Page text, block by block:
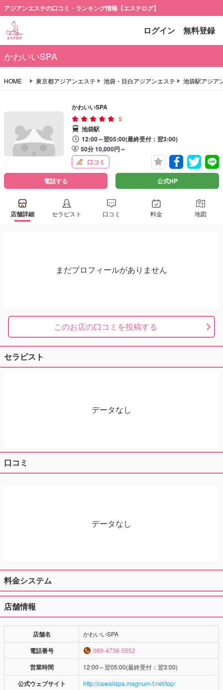
アジアンエステの口コミ・ランキング情報【エステログ】
ログイン 無料登録
かわいいSPA
HOME 東京都アジアンエステ 池袋・目白アジアンエステ 池袋駅アジア
かわいいSPA
5
池袋駅
12:00～翌05:00(最終受付：翌3:00)
50分 10,000円～
口コミ
電話する 公式HP
店舗詳細 セラピスト 口コミ 料金 地図
まだプロフィールがありません
このお店の口コミを投稿する
セラピスト
データなし
口コミ
データなし
料金システム
店舗情報
店舗名 かわいいSPA
電話番号 080-4736-5552
営業時間 12:00～翌05:00(最終受付：翌3:00)
公式ウェブサイト http://cawaiispa.magnum-f.net/top/